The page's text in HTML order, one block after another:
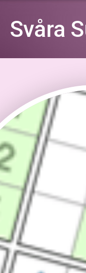
Svåra